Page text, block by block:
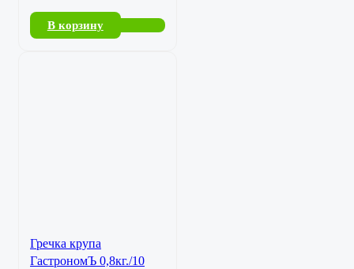
В корзину
Гречка крупа
ГастрономЪ 0,8кг./10